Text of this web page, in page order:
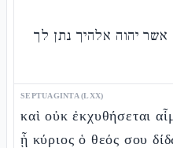
יהוה אלהיך נתן לך
SEPTUAGINTA (LXX)
καὶ οὐκ ἐκχυθήσεται
ᾗ κύριος ὁ θεός σου